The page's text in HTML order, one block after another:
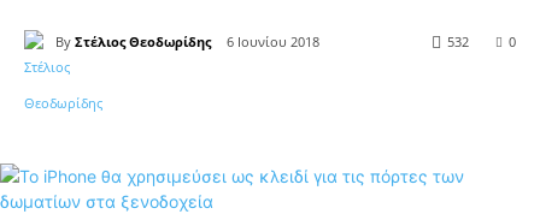
By Στέλιος Θεοδωρίδης 6 Ιουνίου 2018 0
532